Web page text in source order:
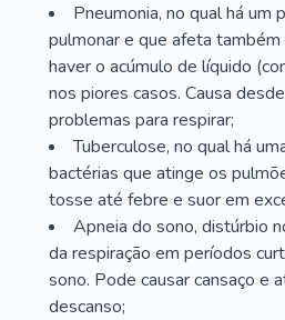
Pneumonia, no qual há um
pulmonar e que afeta também
haver o acúmulo de líquido
nos piores casos. Causa
problemas para respirar;
Tuberculose, no qual há
bactérias que atinge os
tosse até febre e suor em
Apneia do sono, distúrbio
da respiração em períodos
sono. Pode causar cansaço e
descanso;